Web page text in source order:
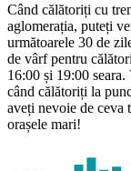
Când călătoriți cu
aglomerația, puteți
următoarele 30 de
de vârf pentru
16:00 și 19:00
când călătoriți la
aveți nevoie de ceva
orașele mari!